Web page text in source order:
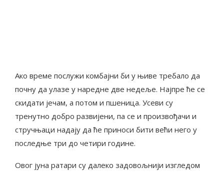
Ако време послужи комбајни би у њиве требало да
почну да улазе у наредне две недеље. Најпре ће се
скидати јечам, а потом и пшеница. Усеви су
тренутно добро развијени, па се и произвођачи и
стручњаци надају да ће приноси бити већи него у
последње три до четири године.
Овог јуна ратари су далеко задовољнији изгледом